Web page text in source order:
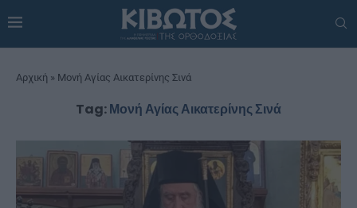
Αρχική » Μονή Αγίας Αικατερίνης Σινά
Tag:Μονή Αγίας Αικατερίνης Σινά